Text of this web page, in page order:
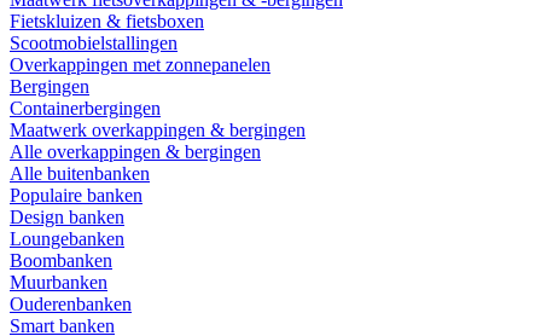
Fietskluizen & fietsboxen
Scootmobielstallingen
Overkappingen met zonnepanelen
Bergingen
Containerbergingen
Maatwerk overkappingen & bergingen
Alle overkappingen & bergingen
Alle buitenbanken
Populaire banken
Design banken
Loungebanken
Boombanken
Muurbanken
Ouderenbanken
Smart banken